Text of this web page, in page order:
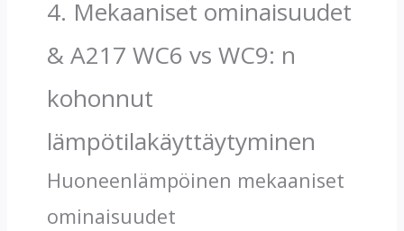
4. Mekaaniset ominaisuudet
& A217 WC6 vs WC9: n
kohonnut
lämpötilakäyttäytyminen
Huoneenlämpöinen mekaaniset
ominaisuudet